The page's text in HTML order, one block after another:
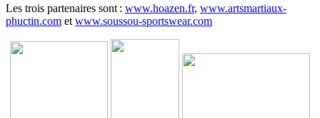
Les trois partenaires sont : www.hoazen.fr, www.artsmartiaux-
phuctin.com et www.soussou-sportswear.com